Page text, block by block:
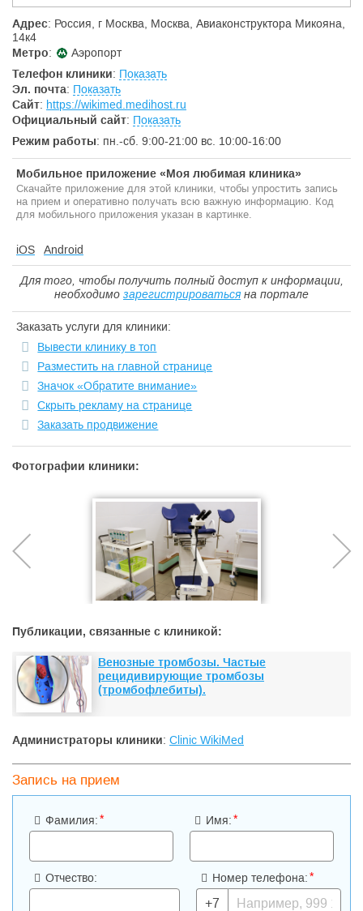
Адрес: Россия, г Москва, Москва, Авиаконструктора Микояна,
14к4
Метро:
Аэропорт
Телефон клиники: Показать
Эл. почта: Показать
Сайт: https://wikimed.medihost.ru
Официальный сайт: Показать
Режим работы: пн.-сб. 9:00-21:00 вс. 10:00-16:00
Мобильное приложение «Моя любимая клиника»
Скачайте приложение для этой клиники, чтобы упростить запись
на прием и оперативно получать всю важную информацию. Код
для мобильного приложения указан в картинке.
iOS Android
Для того, чтобы получить полный доступ к информации,
необходимо зарегистрироватьсяна портале
Заказать услуги для клиники:
Вывести клинику в топ
Разместить на главной странице
Значок «Обратите внимание»
Скрыть рекламу на странице
Заказать продвижение
Фотографии клиники:
Публикации, связанные с клиникой:
Венозные тромбозы. Частые
рецидивирующие тромбозы
(тромбофлебиты).
Администраторы клиники: Cliniс WikiMed
Запись на прием
Фамилия:* Имя:*
Отчество: Номер телефона:*
+7